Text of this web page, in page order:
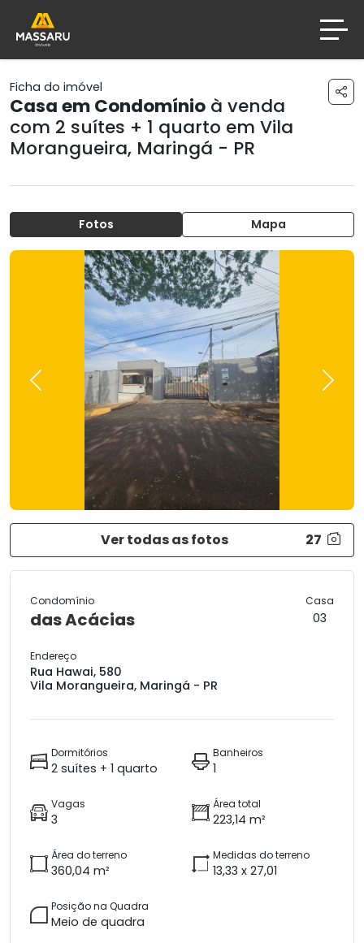
Ficha do imóvel
Casa em Condomínio à venda
com 2 suítes + 1 quarto em Vila
Morangueira, Maringá - PR
Fotos Mapa
Previous Next
Ver todas as fotos 27
Condomínio
das Acácias
Casa
03
Endereço
Rua Hawai, 580
Vila Morangueira, Maringá - PR
Dormitórios
2 suítes + 1 quarto
Banheiros
1
Vagas
3
Área total
223,14 m²
Área do terreno
360,04 m²
Medidas do terreno
13,33 x 27,01
Posição na Quadra
Meio de quadra